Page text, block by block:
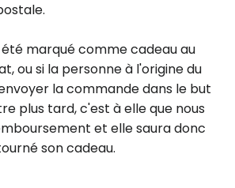
marqué comme cadeau au
ou si la personne à l'origine du
la commande dans le but
plus tard, c'est à elle que nous
et elle saura donc
son cadeau.